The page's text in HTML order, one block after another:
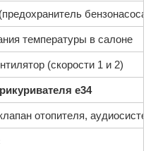
бензонасоса)
температуры в салоне
(скорости 1 и 2)
е34
отопителя,